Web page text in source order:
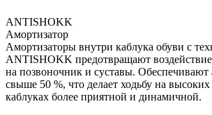
ANTISHOKK
Амортизатор
Амортизаторы внутри каблука обуви с
ANTISHOKK предотвращают
на позвоночник и суставы.
свыше 50 %, что делает ходьбу на
каблуках более приятной и динамичной.